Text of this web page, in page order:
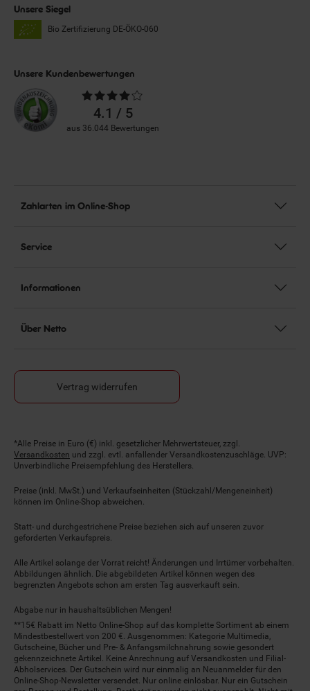
Unsere Siegel
Bio Zertifizierung DE-ÖKO-060
Unsere Kundenbewertungen
Durchschnittliche
Bewertungen4.1 / 5
aus 36.044 Bewertungen
Zahlarten im Online-Shop
Service
Informationen
Über Netto
Vertrag widerrufen
Fußnoten
*Alle Preise in Euro (€) inkl. gesetzlicher Mehrwertsteuer, zzgl.
Versandkosten und zzgl. evtl. anfallender Versandkostenzuschläge. UVP:
Unverbindliche Preisempfehlung des Herstellers.
Preise (inkl. MwSt.) und Verkaufseinheiten (Stückzahl/Mengeneinheit)
können im Online-Shop abweichen.
Statt- und durchgestrichene Preise beziehen sich auf unseren zuvor
geforderten Verkaufspreis.
Alle Artikel solange der Vorrat reicht! Änderungen und Irrtümer vorbehalten.
Abbildungen ähnlich. Die abgebildeten Artikel können wegen des
begrenzten Angebots schon am ersten Tag ausverkauft sein.
Abgabe nur in haushaltsüblichen Mengen!
**15€ Rabatt im Netto Online-Shop auf das komplette Sortiment ab einem
Mindestbestellwert von 200 €. Ausgenommen: Kategorie Multimedia,
Gutscheine, Bücher und Pre- & Anfangsmilchnahrung sowie gesondert
gekennzeichnete Artikel. Keine Anrechnung auf Versandkosten und Filial-
Abholservices. Der Gutschein wird nur einmalig an Neuanmelder für den
Online-Shop-Newsletter versendet. Nur online einlösbar. Nur ein Gutschein